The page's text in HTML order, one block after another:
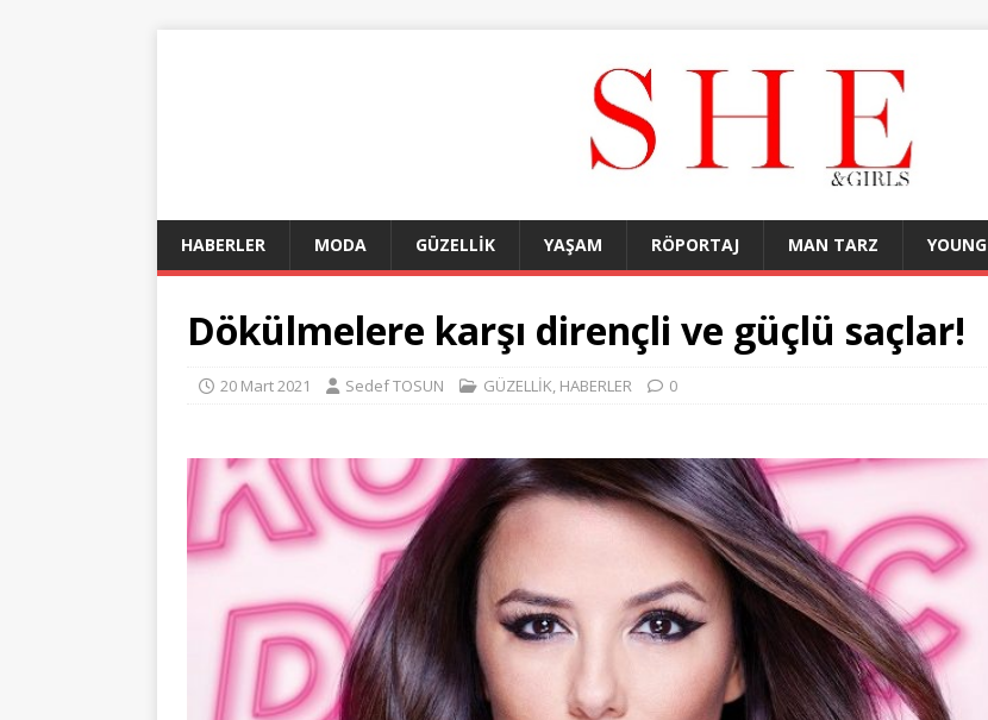
HABERLER MODA GÜZELLİK YAŞAM RÖPORTAJ MAN TARZ YOUNG
Dökülmelere karşı dirençli ve güçlü saçlar!
20 Mart 2021 Sedef TOSUN GÜZELLİK, HABERLER 0